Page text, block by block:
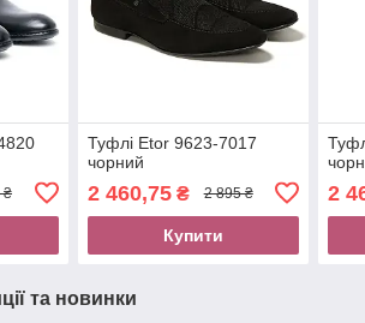
₴
Туфлі Etor 9623-7017
чорний
2 460,75₴ 2 895 ₴
Купити
2
та новинки